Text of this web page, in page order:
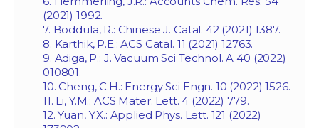
(2021) 1992.
7. Boddula, R.: Chinese J. Catal. 42 (2021) 1387.
8. Karthik, P.E.: ACS Catal. 11 (2021) 12763.
9. Adiga, P.: J. Vacuum Sci Technol. A 40 (2022)
010801.
10. Cheng, C.H.: Energy Sci Engn. 10 (2022) 1526.
11. Li, Y.M.: ACS Mater. Lett. 4 (2022) 779.
12. Yuan, Y.X.: Applied Phys. Lett. 121 (2022)